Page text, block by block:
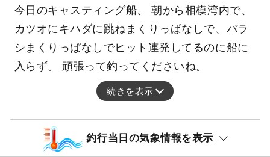
今日のキャスティング船、 朝から相模湾内で、
カツオにキハダに跳ねまくりっぱなしで、バラ
シまくりっぱなしでヒット連発してるのに船に
入らず。 頑張って釣ってくださいね。
続きを表示
釣行当日の気象情報を表示